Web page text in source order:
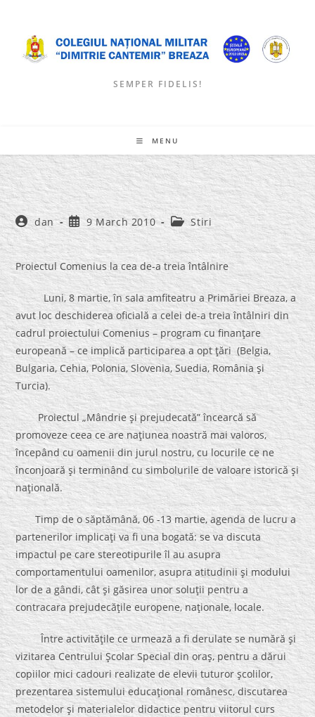
content
SEMPER FIDELIS!
MENU
Post
author:
dan
Post
published:
9 March 2010
Post
category:
Stiri
Proiectul Comenius la cea de-a treia întâlnire
Luni, 8 martie, în sala amfiteatru a Primăriei Breaza, a
avut loc deschiderea oficială a celei de-a treia întâlniri din
cadrul proiectului Comenius – program cu finanţare
europeană – ce implică participarea a opt ţări (Belgia,
Bulgaria, Cehia, Polonia, Slovenia, Suedia, România şi
Turcia).
Proiectul „Mândrie şi prejudecată” încearcă să
promoveze ceea ce are naţiunea noastră mai valoros,
începând cu oamenii din jurul nostru, cu locurile ce ne
înconjoară şi terminând cu simbolurile de valoare istorică şi
naţională.
Timp de o săptămână, 06 -13 martie, agenda de lucru a
partenerilor implicaţi va fi una bogată: se va discuta
impactul pe care stereotipurile îl au asupra
comportamentului oamenilor, asupra atitudinii şi modului
lor de a gândi, cât şi găsirea unor soluţii pentru a
contracara prejudecăţile europene, naţionale, locale.
Între activităţile ce urmează a fi derulate se numără şi
vizitarea Centrului Şcolar Special din oraş, pentru a dărui
copiilor mici cadouri realizate de elevii tuturor şcolilor,
prezentarea sistemului educaţional românesc, discutarea
metodelor şi materialelor didactice pentru viitorul curs